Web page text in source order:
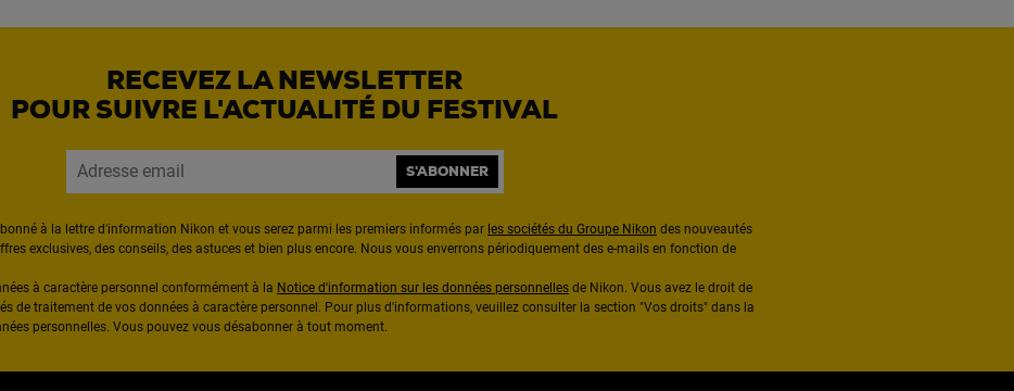
RECEVEZ LA NEWSLETTER
POUR SUIVRE L'ACTUALITÉ DU FESTIVAL
S'ABONNER
à la lettre d'information Nikon et vous serez parmi les premiers informés par les sociétés du Groupe Nikon des nouveautés
exclusives, des conseils, des astuces et bien plus encore. Nous vous enverrons périodiquement des e-mails en fonction de
à caractère personnel conformément à la Notice d'information sur les données personnelles de Nikon. Vous avez le droit de
de traitement de vos données à caractère personnel. Pour plus d'informations, veuillez consulter la section "Vos droits" dans la
personnelles. Vous pouvez vous désabonner à tout moment.